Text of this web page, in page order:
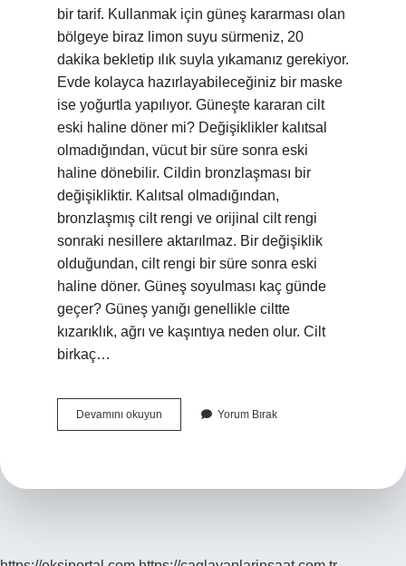
bir tarif. Kullanmak için güneş kararması olan
bölgeye biraz limon suyu sürmeniz, 20
dakika bekletip ılık suyla yıkamanız gerekiyor.
Evde kolayca hazırlayabileceğiniz bir maske
ise yoğurtla yapılıyor. Güneşte kararan cilt
eski haline döner mi? Değişiklikler kalıtsal
olmadığından, vücut bir süre sonra eski
haline dönebilir. Cildin bronzlaşması bir
değişikliktir. Kalıtsal olmadığından,
bronzlaşmış cilt rengi ve orijinal cilt rengi
sonraki nesillere aktarılmaz. Bir değişiklik
olduğundan, cilt rengi bir süre sonra eski
haline döner. Güneş soyulması kaç günde
geçer? Güneş yanığı genellikle ciltte
kızarıklık, ağrı ve kaşıntıya neden olur. Cilt
birkaç…
Devamını okuyun
Siyahlığı
Yorum Bırak